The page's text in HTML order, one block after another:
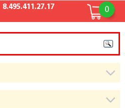
0
8.495.411.27.17